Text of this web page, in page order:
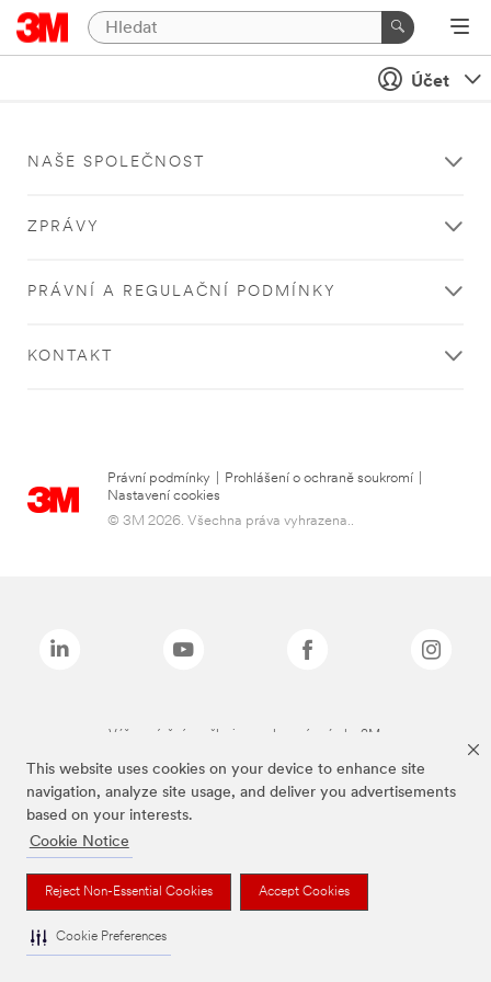
This website uses cookies on your device to enhance site
navigation, analyze site usage, and deliver you advertisements
based on your interests.
Cookie Notice
Reject Non-Essential Cookies Accept Cookies
Cookie Preferences
Účet
NAŠE SPOLEČNOST
ZPRÁVY
PRÁVNÍ A REGULAČNÍ PODMÍNKY
KONTAKT
Právní podmínky Prohlášení o ochraně soukromí
Nastavení cookies
© 3M 2026. Všechna práva vyhrazena..
Výše zmíněné značky jsou ochranné známky 3M.